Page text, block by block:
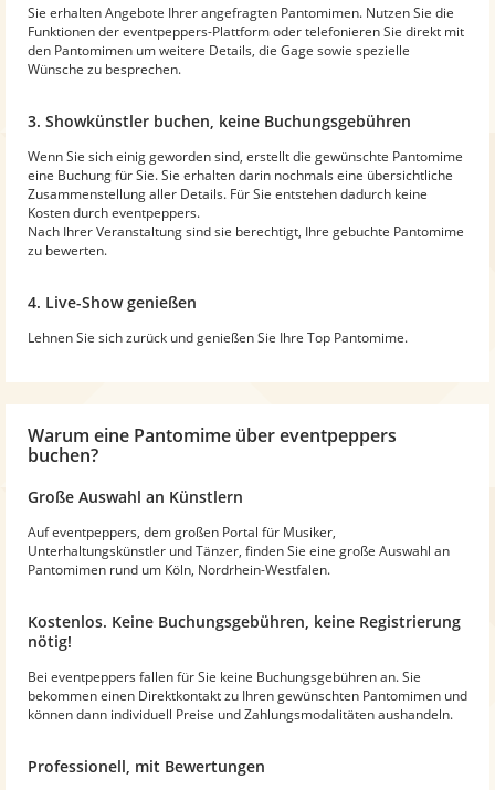
Sie erhalten Angebote Ihrer angefragten Pantomimen. Nutzen Sie die
Funktionen der eventpeppers-Plattform oder telefonieren Sie direkt mit
den Pantomimen um weitere Details, die Gage sowie spezielle
Wünsche zu besprechen.
3. Showkünstler buchen, keine Buchungsgebühren
Wenn Sie sich einig geworden sind, erstellt die gewünschte Pantomime
eine Buchung für Sie. Sie erhalten darin nochmals eine übersichtliche
Zusammenstellung aller Details. Für Sie entstehen dadurch keine
Kosten durch eventpeppers.
Nach Ihrer Veranstaltung sind sie berechtigt, Ihre gebuchte Pantomime
zu bewerten.
4. Live-Show genießen
Lehnen Sie sich zurück und genießen Sie Ihre Top Pantomime.
Warum eine Pantomime über eventpeppers
buchen?
Große Auswahl an Künstlern
Auf eventpeppers, dem großen Portal für Musiker,
Unterhaltungskünstler und Tänzer, finden Sie eine große Auswahl an
Pantomimen rund um Köln, Nordrhein-Westfalen.
Kostenlos. Keine Buchungsgebühren, keine Registrierung
nötig!
Bei eventpeppers fallen für Sie keine Buchungsgebühren an. Sie
bekommen einen Direktkontakt zu Ihren gewünschten Pantomimen und
können dann individuell Preise und Zahlungsmodalitäten aushandeln.
Professionell, mit Bewertungen